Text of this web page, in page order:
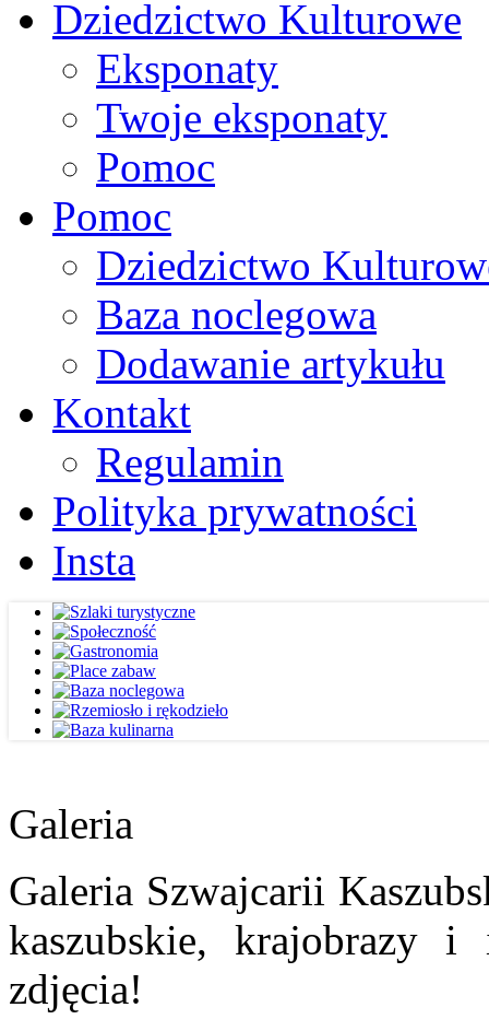
Dziedzictwo Kulturowe
Eksponaty
Twoje eksponaty
Pomoc
Pomoc
Dziedzictwo
Baza noclegowa
Dodawanie artykułu
Kontakt
Regulamin
Polityka prywatności
Insta
Galeria
Galeria Szwajcarii
kaszubskie, krajobrazy
zdjęcia!